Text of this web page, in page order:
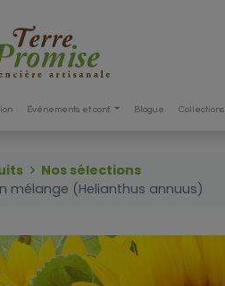
Événements et conf. Blogue Collections
Nos sélections
mélange (Helianthus annuus)